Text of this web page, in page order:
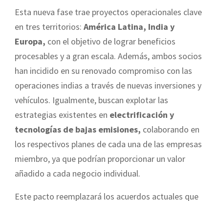
Esta nueva fase trae proyectos operacionales clave
en tres territorios: América Latina, India y
Europa, con el objetivo de lograr beneficios
procesables y a gran escala. Además, ambos socios
han incidido en su renovado compromiso con las
operaciones indias a través de nuevas inversiones y
vehículos. Igualmente, buscan explotar las
estrategias existentes en electrificación y
tecnologías de bajas emisiones, colaborando en
los respectivos planes de cada una de las empresas
miembro, ya que podrían proporcionar un valor
añadido a cada negocio individual.
Este pacto reemplazará los acuerdos actuales que